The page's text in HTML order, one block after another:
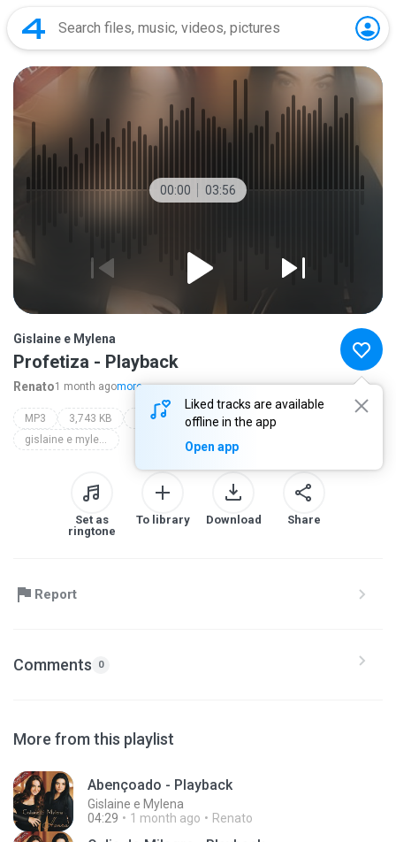
00:00 03:56
Liked tracks are available
offline in the app
Open app
Gislaine e Mylena
Profetiza - Playback
Renato1 month agomore...
MP3 3,743 KB Gospel
honra - playback
gislaine e mylena
Set as
ringtone
To library Download Share
Report
Comments 0
More from this playlist
Abençoado - Playback
Gislaine e Mylena
04:29
1 month ago Renato